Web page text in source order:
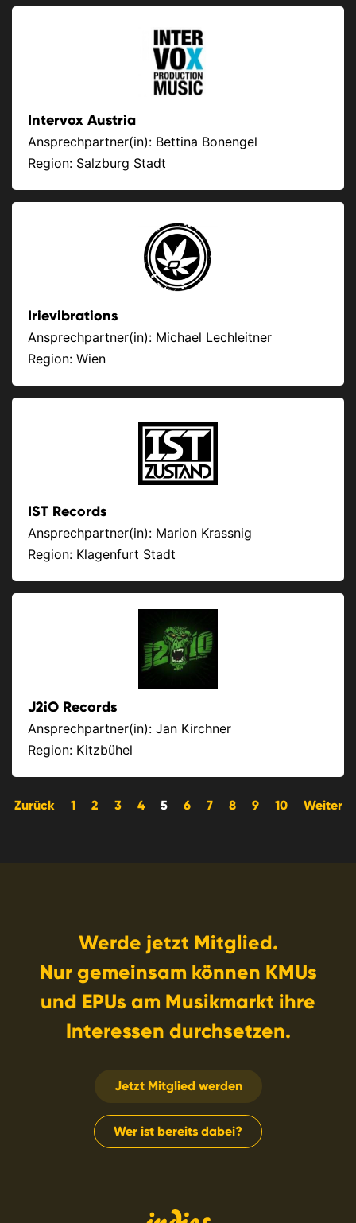
Intervox Austria
Ansprechpartner(in): Bettina Bonengel
Region: Salzburg Stadt
Irievibrations
Ansprechpartner(in): Michael Lechleitner
Region: Wien
IST Records
Ansprechpartner(in): Marion Krassnig
Region: Klagenfurt Stadt
J2iO Records
Ansprechpartner(in): Jan Kirchner
Region: Kitzbühel
Zurück 1 2 3 4 5 6 7 8 9 10 Weiter
Werde jetzt Mitglied.
Nur gemeinsam können KMUs
und EPUs am Musikmarkt ihre
Interessen durchsetzen.
Jetzt Mitglied werden
Wer ist bereits dabei?